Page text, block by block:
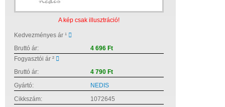
A kép csak illusztráció!
Kedvezményes ár ¹
Bruttó ár:
4 696 Ft
Fogyasztói ár ²
Bruttó ár:
4 790 Ft
Gyártó:
NEDIS
Cikkszám:
1072645